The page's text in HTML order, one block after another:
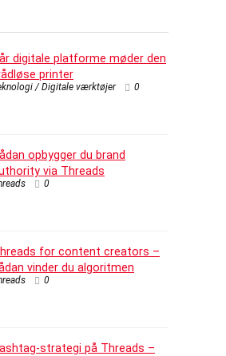
digitale platforme møder den
printer
/ Digitale værktøjer 0
opbygger du brand
via Threads
0
for content creators –
vinder du algoritmen
0
strategi på Threads –